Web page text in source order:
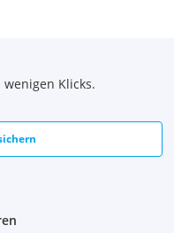
Smartphones (50 W)
(Hi BYD bzw. Hey
Klicks.